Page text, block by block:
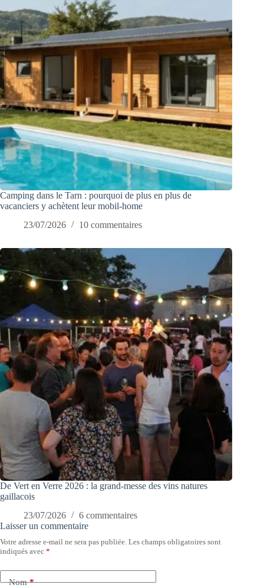
Camping dans le Tarn : pourquoi de plus en plus de
vacanciers y achètent leur mobil-home
23/07/2026
10 commentaires
De Vert en Verre 2026 : la grand-messe des vins natures
gaillacois
23/07/2026
6 commentaires
Laisser un commentaire
Votre adresse e-mail ne sera pas publiée. Les champs obligatoires sont
indiqués avec *
Nom*